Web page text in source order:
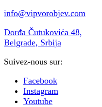
info@vipvorobjev.com
Đorđa Čutukovića 48,
Belgrade, Srbija
Suivez-nous sur:
Facebook
Instagram
Youtube